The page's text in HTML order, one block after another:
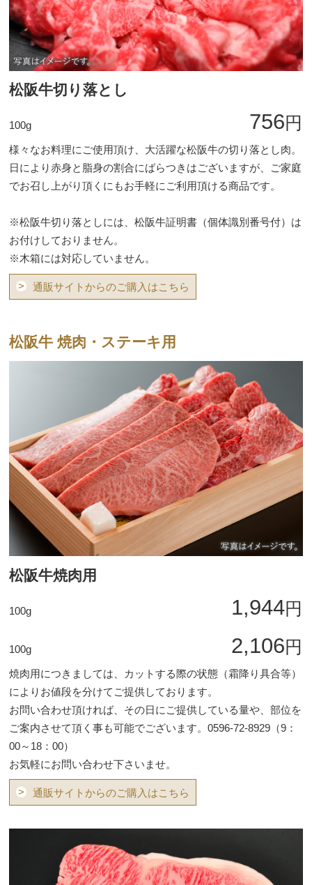
松阪牛切り落とし
100g 756円
様々なお料理にご使用頂け、大活躍な松阪牛の切り落とし肉。
日により赤身と脂身の割合にばらつきはございますが、ご家庭
でお召し上がり頂くにもお手軽にご利用頂ける商品です。
※松阪牛切り落としには、松阪牛証明書（個体識別番号付）は
お付けしておりません。
※木箱には対応していません。
> 通販サイトからのご購入はこちら
松阪牛 焼肉・ステーキ用
松阪牛焼肉用
100g 1,944円
100g 2,106円
焼肉用につきましては、カットする際の状態（霜降り具合等）
によりお値段を分けてご提供しております。
お問い合わせ頂ければ、その日にご提供している量や、部位を
ご案内させて頂く事も可能でございます。0596-72-8929（9：
00～18：00）
お気軽にお問い合わせ下さいませ。
> 通販サイトからのご購入はこちら